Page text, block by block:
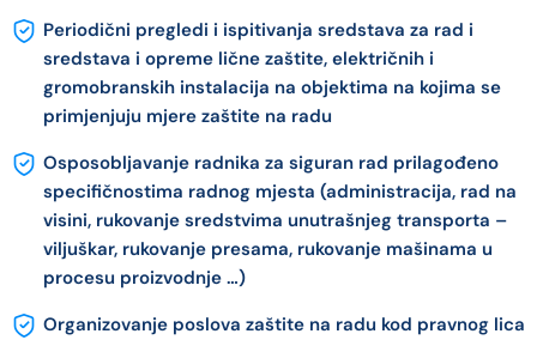
Periodični pregledi i ispitivanja sredstava za rad i
sredstava i opreme lične zaštite, električnih i
gromobranskih instalacija na objektima na kojima se
primjenjuju mjere zaštite na radu
Osposobljavanje radnika za siguran rad prilagođeno
specifičnostima radnog mjesta (administracija, rad na
visini, rukovanje sredstvima unutrašnjeg transporta –
viljuškar, rukovanje presama, rukovanje mašinama u
procesu proizvodnje …)
Organizovanje poslova zaštite na radu kod pravnog lica